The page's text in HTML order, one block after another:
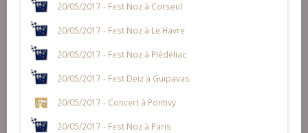
20/05/2017 - Fest Noz à Corseul
20/05/2017 - Fest Noz à Le Havre
20/05/2017 - Fest Noz à Plédéliac
20/05/2017 - Fest Deiz à Guipavas
20/05/2017 - Concert à Pontivy
20/05/2017 - Fest Noz à Paris